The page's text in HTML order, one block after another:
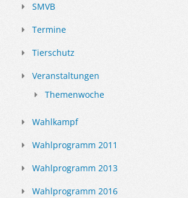
SMVB
Termine
Tierschutz
Veranstaltungen
Themenwoche
Wahlkampf
Wahlprogramm 2011
Wahlprogramm 2013
Wahlprogramm 2016